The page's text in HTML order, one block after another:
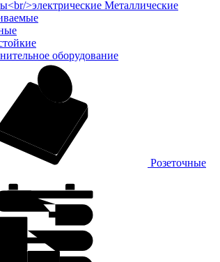
Металлические
оборудование
Розеточные